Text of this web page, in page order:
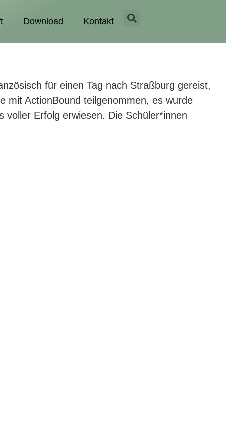
Download Kontakt
für einen Tag nach Straßburg gereist,
mit ActionBound teilgenommen, es wurde
voller Erfolg erwiesen. Die Schüler*innen